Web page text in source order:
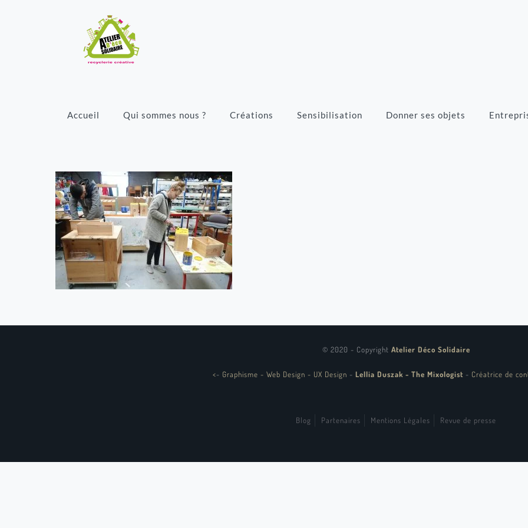
Accueil Qui sommes nous ? Créations Sensibilisation Donner ses objets
© 2020 - Copyright Atelier Déco Solidaire
<- Graphisme - Web Design - UX Design - Lellia Duszak - The Mixologist - Créatrice de
Blog Partenaires Mentions Légales Revue de presse